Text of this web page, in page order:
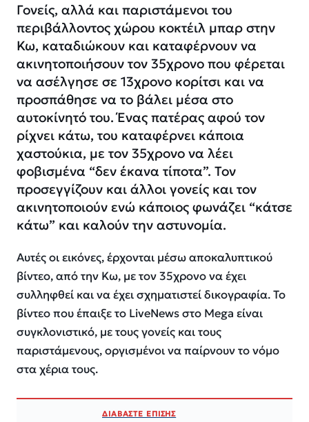
Γονείς, αλλά και παριστάμενοι του
περιβάλλοντος χώρου κοκτέιλ μπαρ στην
Κω, καταδιώκουν και καταφέρνουν να
ακινητοποιήσουν τον 35χρονο που φέρεται
να ασέλγησε σε 13χρονο κορίτσι και να
προσπάθησε να το βάλει μέσα στο
αυτοκίνητό του. Ένας πατέρας αφού τον
ρίχνει κάτω, του καταφέρνει κάποια
χαστούκια, με τον 35χρονο να λέει
φοβισμένα “δεν έκανα τίποτα”. Τον
προσεγγίζουν και άλλοι γονείς και τον
ακινητοποιούν ενώ κάποιος φωνάζει “κάτσε
κάτω” και καλούν την αστυνομία.
Αυτές οι εικόνες, έρχονται μέσω αποκαλυπτικού
βίντεο, από την Κω, με τον 35χρονο να έχει
συλληφθεί και να έχει σχηματιστεί δικογραφία. Το
βίντεο που έπαιξε το LiveNews στο Mega είναι
συγκλονιστικό, με τους γονείς και τους
παριστάμενους, οργισμένοι να παίρνουν το νόμο
στα χέρια τους.
ΔΙΑΒΑΣΤΕ ΕΠΙΣΗΣ